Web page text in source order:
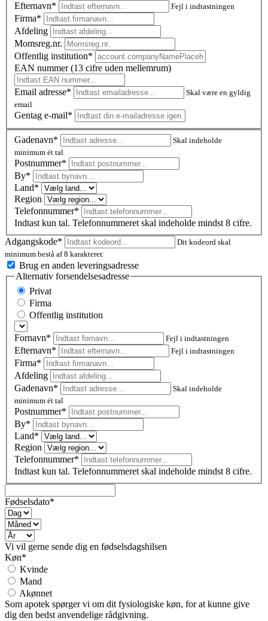
Efternavn* Fejl i indtastningen
Firma*
Afdeling
Momsreg.nr.
Offentlig institution*
EAN nummer (13 cifre uden mellemrum)
Email adresse*
Skal være en gyldig
email
Gentag e-mail*
Gadenavn*
Skal indeholde
minimum ét tal
Postnummer*
By*
Land*
Region
Telefonnummer*
Indtast kun tal. Telefonnummeret skal indeholde mindst 8 cifre.
Adgangskode*
Dit kodeord skal
minimum bestå af 8 karakterer.
Brug en anden leveringsadresse
Alternativ forsendelsesadresse
Privat
Firma
Offentlig institution
Fornavn* Fejl i indtastningen
Efternavn* Fejl i indtastningen
Firma*
Afdeling
Gadenavn*
Skal indeholde
minimum ét tal
Postnummer*
By*
Land*
Region
Telefonnummer*
Indtast kun tal. Telefonnummeret skal indeholde mindst 8 cifre.
Fødselsdato*
Vi vil gerne sende dig en fødselsdagshilsen
Køn*
Kvinde
Mand
Akønnet
Som apotek spørger vi om dit fysiologiske køn, for at kunne give
dig den bedst anvendelige rådgivning.